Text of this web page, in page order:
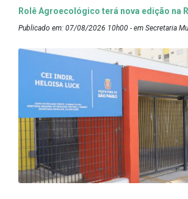
Rolê Agroecológico terá nova edição na
Publicado em: 07/08/2026 10h00 - em Secretaria